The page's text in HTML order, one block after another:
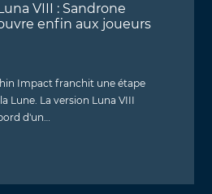
VIII : Sandrone
enfin aux joueurs
Impact franchit une étape
Lune. La version Luna VIII
d'un…